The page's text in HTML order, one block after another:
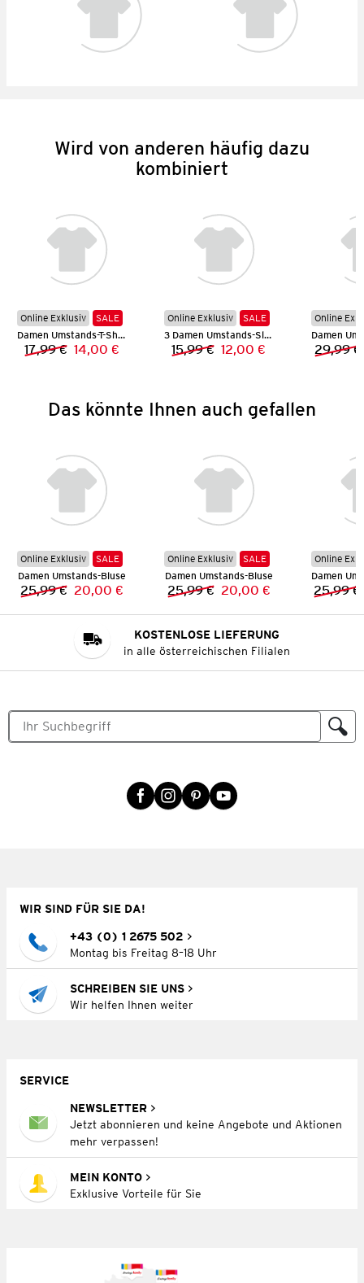
Wird von anderen häufig dazu
kombiniert
Online Exklusiv
SALE
Damen Umstands-T-Shirt
Vorheriger Preis:
17,99 € Neuer Preis:
14,00 €
Online Exklusiv
SALE
3 Damen Umstands-Slips
Vorheriger Preis:
15,99 € Neuer Preis:
12,00 €
Online
29,99 €
Das könnte Ihnen auch gefallen
Online Exklusiv
SALE
Damen Umstands-Bluse
Vorheriger Preis:
25,99 € Neuer Preis:
20,00 €
Online Exklusiv
SALE
Damen Umstands-Bluse
Vorheriger Preis:
25,99 € Neuer Preis:
20,00 €
Online
Damen
25,99 €
KOSTENLOSE LIEFERUNG
in alle österreichischen Filialen
WIR SIND FÜR SIE DA!
+43 (0) 1 2675 502
Montag bis Freitag 8–18 Uhr
SCHREIBEN SIE UNS
Wir helfen Ihnen weiter
SERVICE
NEWSLETTER
Jetzt abonnieren und keine Angebote und Aktionen
mehr verpassen!
MEIN KONTO
Exklusive Vorteile für Sie